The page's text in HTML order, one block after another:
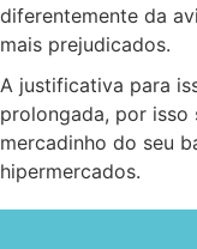
diferentemente da
mais prejudicados.
A justificativa para
prolongada, por isso
mercadinho do seu
hipermercados.